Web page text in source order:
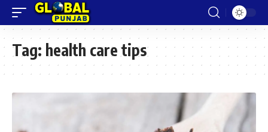
Tag: health care tips